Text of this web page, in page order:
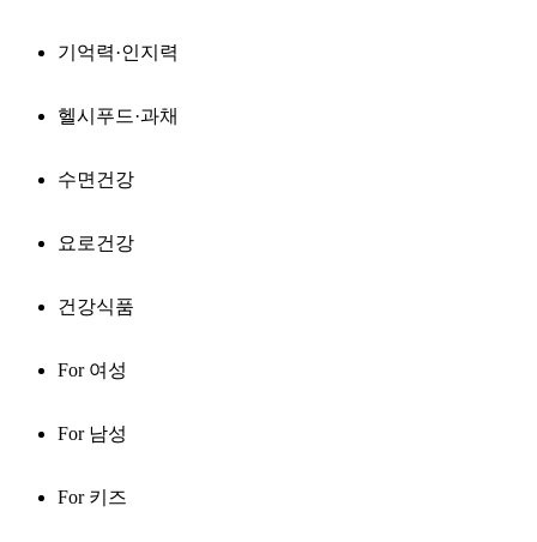
기억력·인지력
헬시푸드·과채
수면건강
요로건강
건강식품
For 여성
For 남성
For 키즈